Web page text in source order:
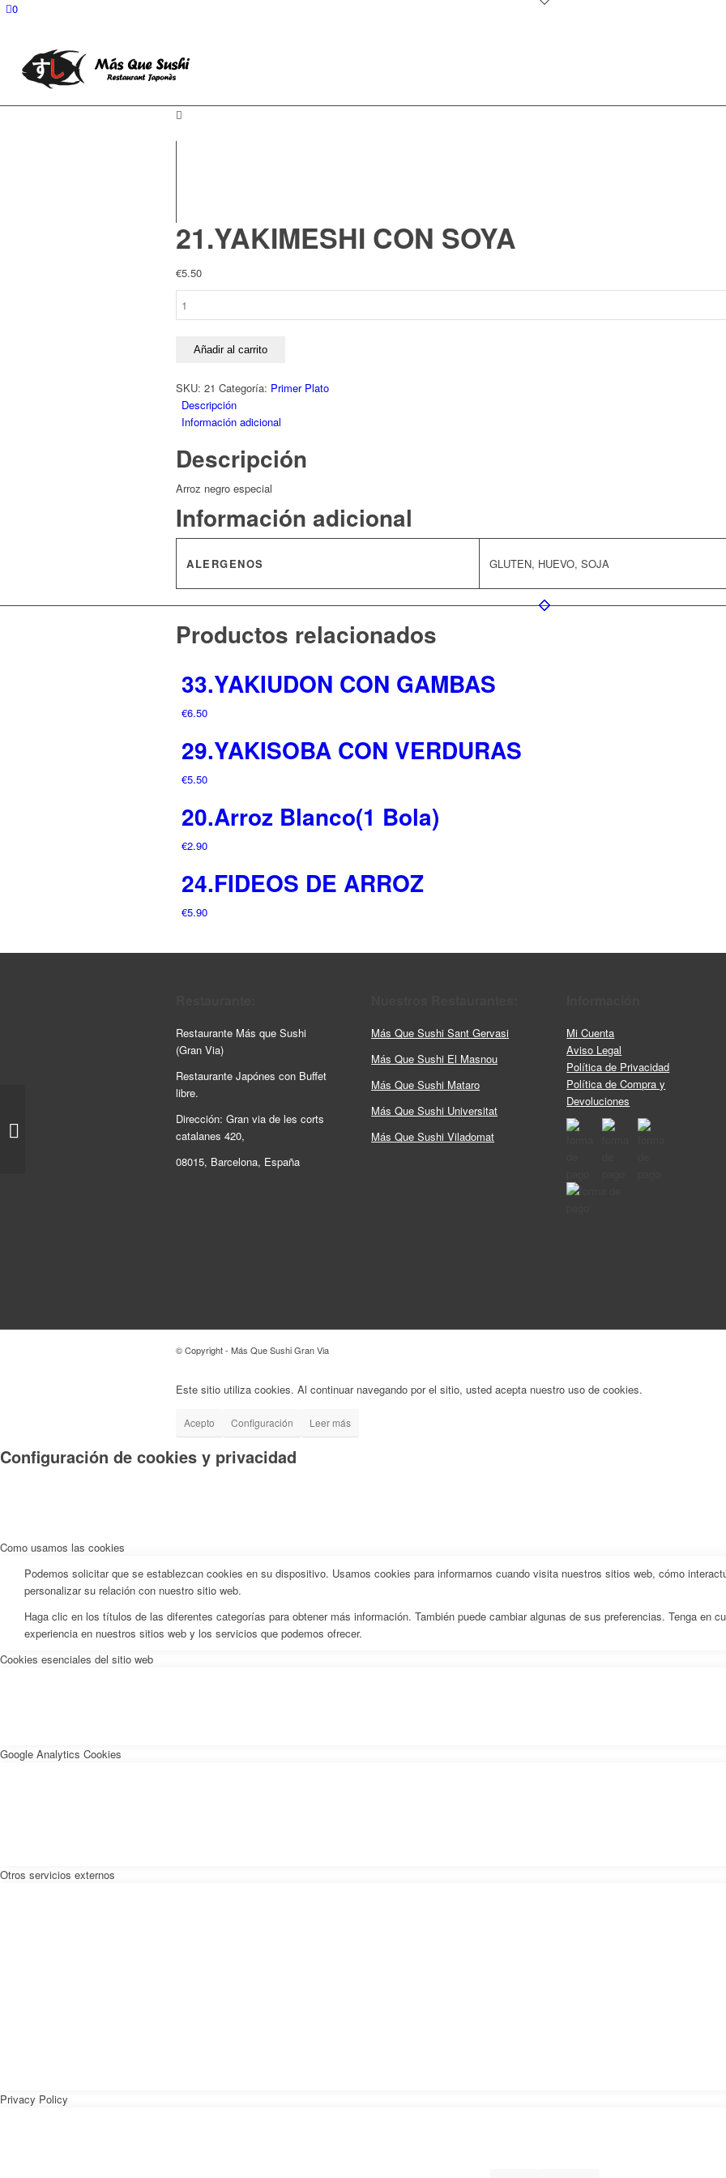
0
21.YAKIMESHI CON SOYA
€5.50
cantidad
Añadir al carrito
SKU: 21 Categoría: Primer Plato
Descripción
Información adicional
Descripción
Arroz negro especial
Información adicional
ALERGENOS GLUTEN, HUEVO, SOJA
Productos relacionados
33.YAKIUDON CON GAMBAS
€6.50
29.YAKISOBA CON VERDURAS
€5.50
20.Arroz Blanco(1 Bola)
€2.90
24.FIDEOS DE ARROZ
€5.90
Restaurante Más que Sushi
(Gran Via)
Restaurante Japónes con Buffet
libre.
Dirección: Gran via de les corts
catalanes 420,
08015, Barcelona, España
Más Que Sushi Sant Gervasi
Más Que Sushi El Masnou
Más Que Sushi Mataro
Más Que Sushi Universitat
Más Que Sushi Viladomat
Mi Cuenta
Aviso Legal
Política de Privacidad
Política de Compra y
Devoluciones
© Copyright - Más Que Sushi Gran Via
Este sitio utiliza cookies. Al continuar navegando por el sitio, usted acepta nuestro uso de cookies.
Acepto Configuración Leer más
Configuración de cookies y privacidad
Como usamos las cookies
Podemos solicitar que se establezcan cookies en su dispositivo. Usamos cookies para informarnos cuando visita nuestros sitios web, cómo
personalizar su relación con nuestro sitio web.
Haga clic en los títulos de las diferentes categorías para obtener más información. También puede cambiar algunas de sus preferencias. Tenga en
experiencia en nuestros sitios web y los servicios que podemos ofrecer.
Cookies esenciales del sitio web
Google Analytics Cookies
Otros servicios externos
Privacy Policy